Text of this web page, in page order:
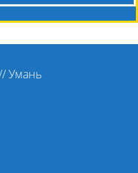
Умань